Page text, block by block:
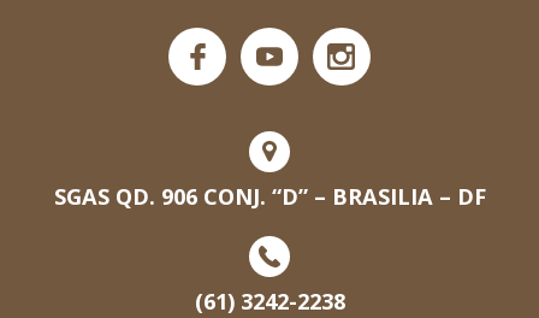
SGAS QD. 906 CONJ. “D” – BRASILIA – DF
(61) 3242-2238